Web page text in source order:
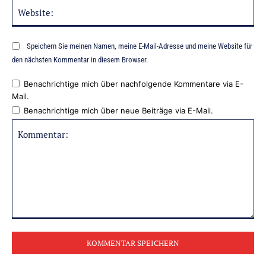
Speichern Sie meinen Namen, meine E-Mail-Adresse und meine Website für
den nächsten Kommentar in diesem Browser.
Benachrichtige mich über nachfolgende Kommentare via E-
Mail.
Benachrichtige mich über neue Beiträge via E-Mail.